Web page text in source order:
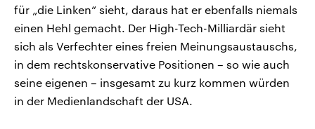
für „die Linken“ sieht, daraus hat er ebenfalls niemals
einen Hehl gemacht. Der High-Tech-Milliardär sieht
sich als Verfechter eines freien Meinungsaustauschs,
in dem rechtskonservative Positionen – so wie auch
seine eigenen – insgesamt zu kurz kommen würden
in der Medienlandschaft der USA.